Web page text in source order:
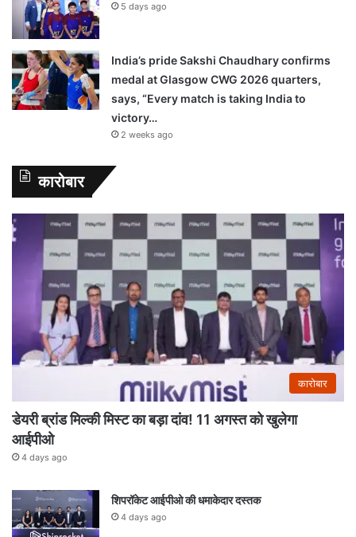
5 days ago
India’s pride Sakshi Chaudhary confirms
medal at Glasgow CWG 2026 quarters,
says, “Every match is taking India to
victory…
2 weeks ago
कारोबार
कारोबार
डेयरी ब्रांड मिल्की मिस्ट का बड़ा दांव! 11 अगस्त को खुलेगा
आईपीओ
4 days ago
शिपरॉकेट आईपीओ की धमाकेदार दस्तक
4 days ago